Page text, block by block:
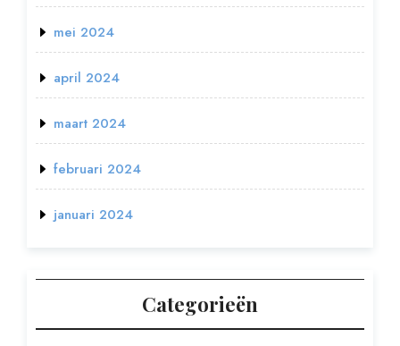
mei 2024
april 2024
maart 2024
februari 2024
januari 2024
Categorieën